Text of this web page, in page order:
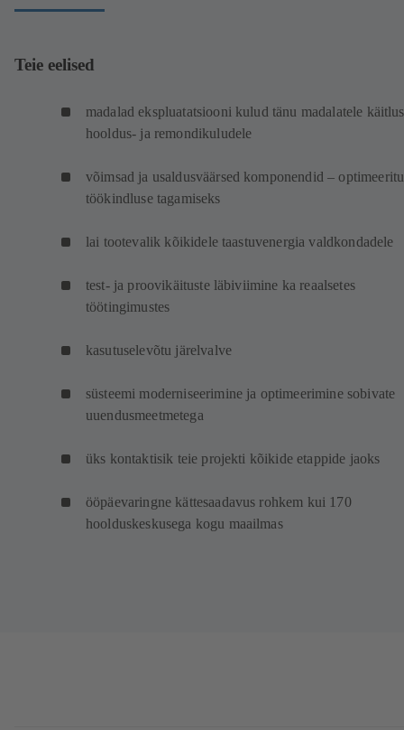
Teie eelised
madalad ekspluatatsiooni kulud tänu madalatele
hooldus- ja remondikuludele
võimsad ja usaldusväärsed komponendid –
töökindluse tagamiseks
lai tootevalik kõikidele taastuvenergia valdkondadele
test- ja proovikäituste läbiviimine ka reaalsetes
töötingimustes
kasutuselevõtu järelvalve
süsteemi moderniseerimine ja optimeerimine sobivate
uuendusmeetmetega
üks kontaktisik teie projekti kõikide etappide jaoks
ööpäevaringne kättesaadavus rohkem kui 170
hoolduskeskusega kogu maailmas